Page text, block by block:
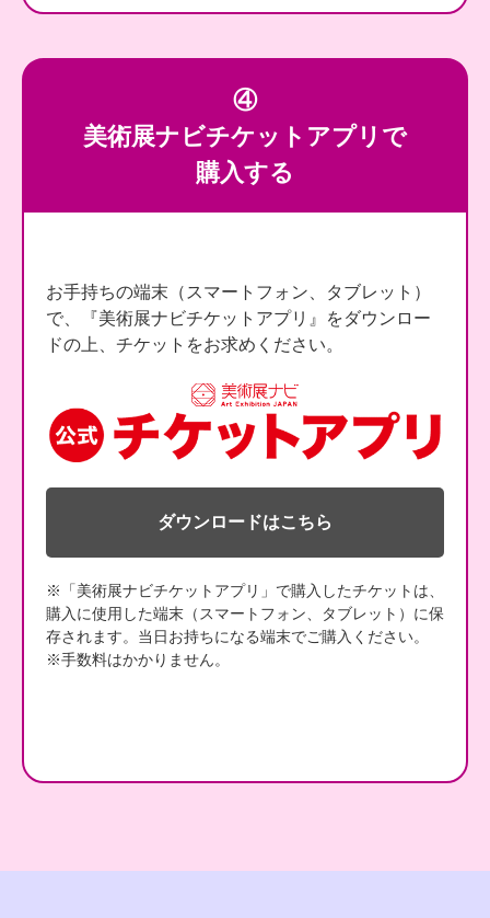
④
美術展ナビチケットアプリで
購入する
お手持ちの端末（スマートフォン、タブレット）
で、『美術展ナビチケットアプリ』をダウンロー
ドの上、チケットをお求めください。
ダウンロードはこちら
※「美術展ナビチケットアプリ」で購入したチケットは、
購入に使用した端末（スマートフォン、タブレット）に保
存されます。当日お持ちになる端末でご購入ください。
※手数料はかかりません。